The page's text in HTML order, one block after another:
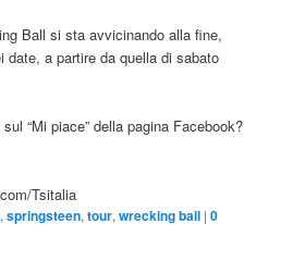
Ball si sta avvicinando alla fine,
date, a partire da quella di sabato
“Mi piace” della pagina Facebook?
Tsitalia
,springsteen,tour,wrecking ball |0